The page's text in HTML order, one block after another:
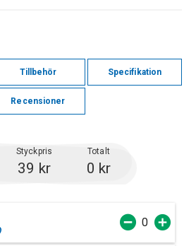
Tillbehör Specifikation
Recensioner
Styckpris Totalt
39 kr 0 kr